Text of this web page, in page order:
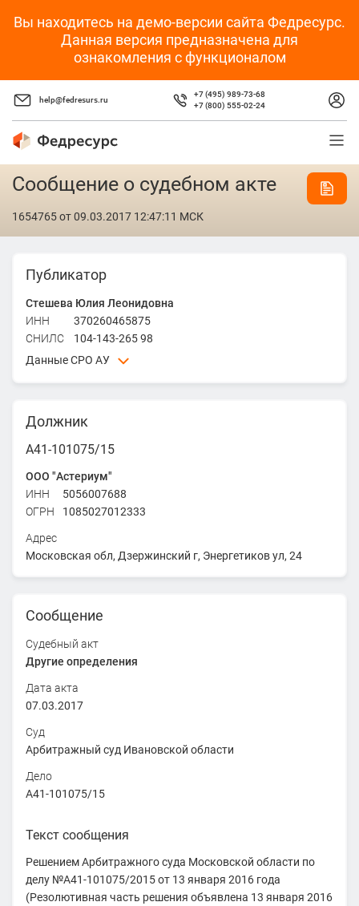
Вы находитесь на демо-версии сайта Федресурс.
Данная версия предназначена для
ознакомления с функционалом
help@fedresurs.ru
+7 (495) 989-73-68
+7 (800) 555-02-24
Сообщение о судебном акте
1654765от 09.03.2017 12:47:11 МСК
Публикатор
Стешева Юлия Леонидовна
ИНН
370260465875
СНИЛС
104-143-265 98
Данные СРО АУ
ИНН
7604200693
150040, г. Ярославль, ул. Некрасова, д. 39Б
Должник
А41-101075/15
ООО "Астериум"
ИНН
5056007688
ОГРН
1085027012333
Адрес
Московская обл, Дзержинский г, Энергетиков ул, 24
Сообщение
Судебный акт
Другие определения
Дата акта
07.03.2017
Суд
Арбитражный суд Ивановской области
Дело
А41-101075/15
Текст сообщения
Решением Арбитражного суда Московской области по
делу №А41-101075/2015 от 13 января 2016 года
(Резолютивная часть решения объявлена 13 января 2016